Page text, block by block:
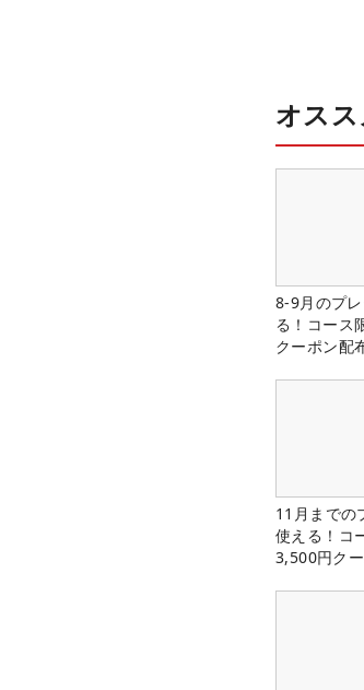
オス
8-9月のプ
る！コース
クーポン配
11月までの
使える！コ
3,500円ク